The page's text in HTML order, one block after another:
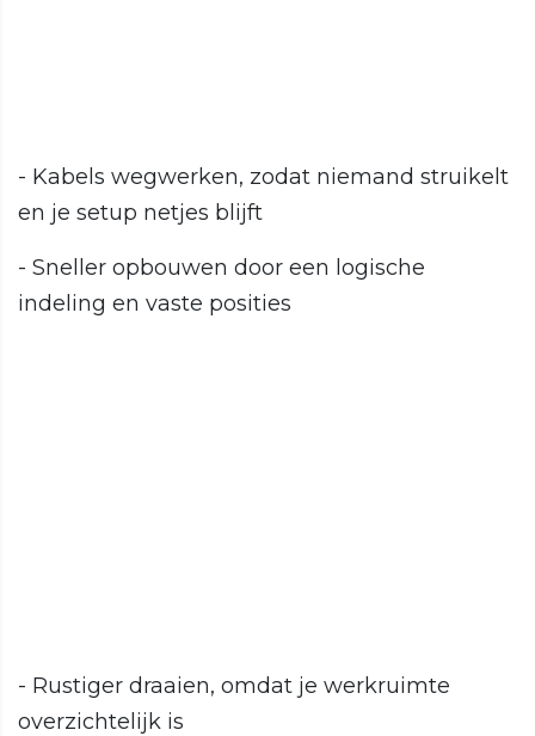
- Kabels wegwerken, zodat niemand struikelt
en je setup netjes blijft
- Sneller opbouwen door een logische
indeling en vaste posities
- Rustiger draaien, omdat je werkruimte
overzichtelijk is